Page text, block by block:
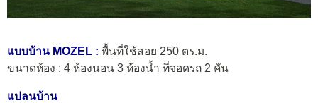
แบบบ้าน MOZEL : พื้นที่ใช้สอย 250 ตร.ม.
ขนาดห้อง : 4 ห้องนอน 3 ห้องน้ำ ที่จอดรถ 2 คัน
แปลนบ้าน